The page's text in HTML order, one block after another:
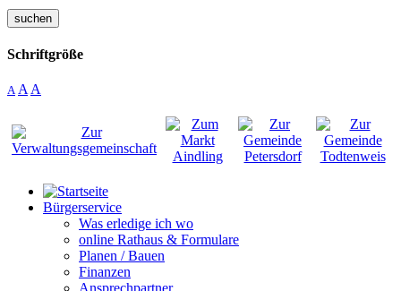
suchen
Schriftgröße
A A A
Bürgerservice
Was erledige ich wo
online Rathaus & Formulare
Planen / Bauen
Finanzen
Ansprechpartner